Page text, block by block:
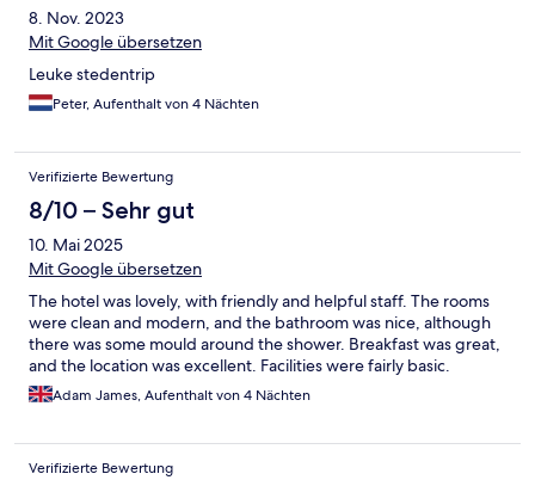
8. Nov. 2023
Mit Google übersetzen
Leuke stedentrip
Peter, Aufenthalt von 4 Nächten
Verifizierte Bewertung
8/10 – Sehr gut
10. Mai 2025
Mit Google übersetzen
The hotel was lovely, with friendly and helpful staff. The rooms
were clean and modern, and the bathroom was nice, although
there was some mould around the shower. Breakfast was great,
and the location was excellent. Facilities were fairly basic.
Adam James, Aufenthalt von 4 Nächten
Verifizierte Bewertung